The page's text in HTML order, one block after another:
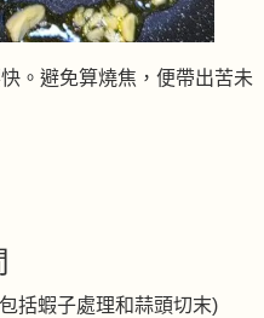
。避免算燒焦，便帶出苦未
括蝦子處理和蒜頭切末)